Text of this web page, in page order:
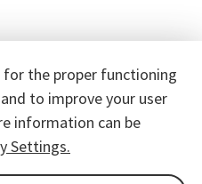
for the proper functioning
to improve your user
information can be
Settings.